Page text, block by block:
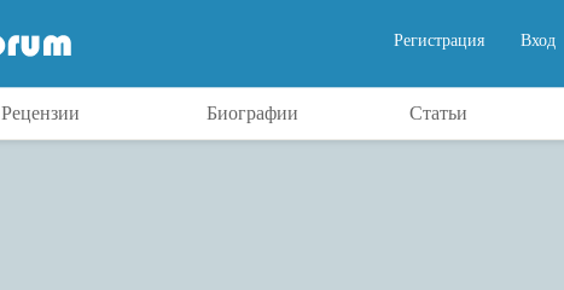
Вход
Регистрация
Рецензии Биографии Статьи